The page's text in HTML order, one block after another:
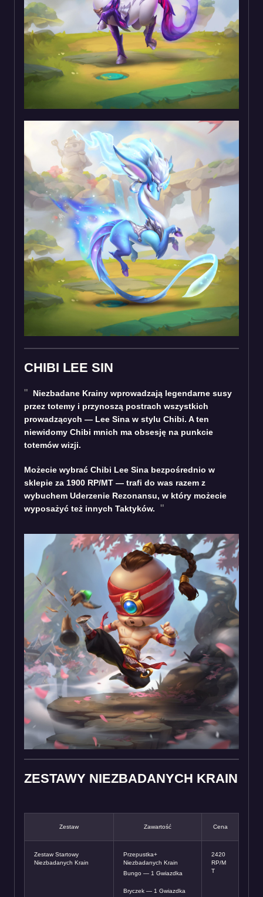
CHIBI LEE SIN
Niezbadane Krainy wprowadzają legendarne susy
przez totemy i przynoszą postrach wszystkich
prowadzących — Lee Sina w stylu Chibi. A ten
niewidomy Chibi mnich ma obsesję na punkcie
totemów wizji.
Możecie wybrać Chibi Lee Sina bezpośrednio w
sklepie za 1900 RP/MT — trafi do was razem z
wybuchem Uderzenie Rezonansu, w który możecie
wyposażyć też innych Taktyków.
ZESTAWY NIEZBADANYCH KRAIN
Zestaw Zawartość Cena
Zestaw Startowy
Niezbadanych Krain
Przepustka+
Niezbadanych Krain
Bungo — 1 Gwiazdka
Bryczek — 1 Gwiazdka
2420
RP/M
T